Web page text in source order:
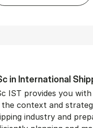
BSc in
in In­ter­na­tion­al
IST provides you
context and
industry and